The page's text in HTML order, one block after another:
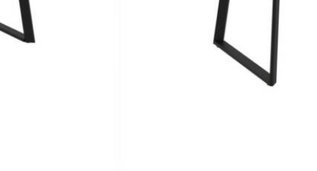
Свържете се с нас